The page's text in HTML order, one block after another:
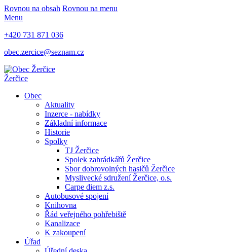
Rovnou na obsah Rovnou na menu
Menu
+420 731 871 036
obec.zercice@seznam.cz
Žerčice
Obec
Aktuality
Inzerce - nabídky
Základní informace
Historie
Spolky
TJ Žerčice
Spolek zahrádkářů Žerčice
Sbor dobrovolných hasičů Žerčice
Myslivecké sdružení Žerčice, o.s.
Carpe diem z.s.
Autobusové spojení
Knihovna
Řád veřejného pohřebiště
Kanalizace
K zakoupení
Úřad